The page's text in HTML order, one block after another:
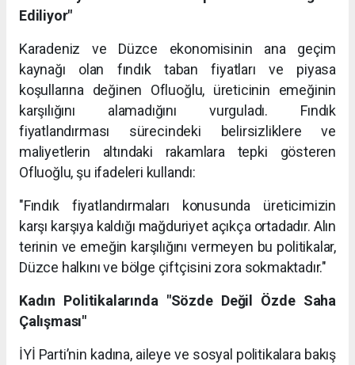
Ediliyor"
Karadeniz ve Düzce ekonomisinin ana geçim
kaynağı olan fındık taban fiyatları ve piyasa
koşullarına değinen Ofluoğlu, üreticinin emeğinin
karşılığını alamadığını vurguladı. Fındık
fiyatlandırması sürecindeki belirsizliklere ve
maliyetlerin altındaki rakamlara tepki gösteren
Ofluoğlu, şu ifadeleri kullandı:
"Fındık fiyatlandırmaları konusunda üreticimizin
karşı karşıya kaldığı mağduriyet açıkça ortadadır. Alın
terinin ve emeğin karşılığını vermeyen bu politikalar,
Düzce halkını ve bölge çiftçisini zora sokmaktadır."
Kadın Politikalarında "Sözde Değil Özde Saha
Çalışması"
İYİ Parti’nin kadına, aileye ve sosyal politikalara bakış